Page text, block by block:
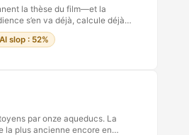
la thèse du film—et la
s’en va déjà, calcule déjà
légère sur un idiot lâché dans
cesse d’être comique et
slop : 52%
par onze aqueducs. La
la plus ancienne encore en